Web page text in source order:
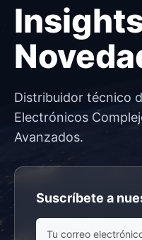
Distribuidor técnico
Electrónicos
Avanzados.
Suscríbete a